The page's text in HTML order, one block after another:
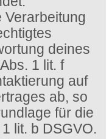
Verarbeitung
deines
1 lit. f
auf
ab, so
für die
lit. b DSGVO.